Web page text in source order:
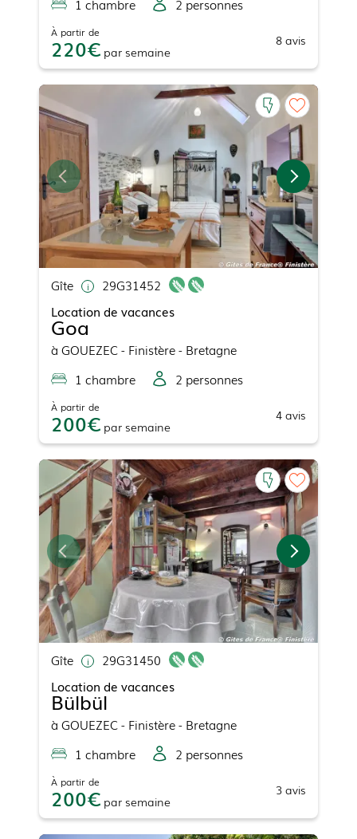
1 chambre 2 personnes
À partir de
220 par semaine
8 avis
Gîte
29G31452
Location de vacances
Goa
à GOUEZEC- Finistère - Bretagne
1 chambre 2 personnes
À partir de
200 par semaine
4 avis
Gîte
29G31450
Location de vacances
Bülbül
à GOUEZEC- Finistère - Bretagne
1 chambre 2 personnes
À partir de
200 par semaine
3 avis